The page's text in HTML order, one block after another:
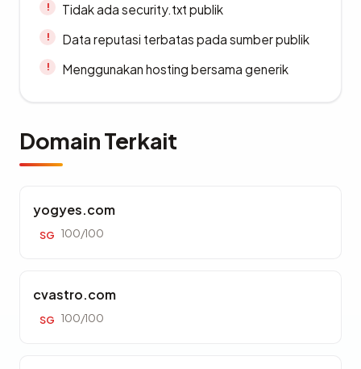
Tidak ada security.txt publik
Data reputasi terbatas pada sumber publik
Menggunakan hosting bersama generik
Domain Terkait
yogyes.com
SG 100/100
cvastro.com
SG 100/100